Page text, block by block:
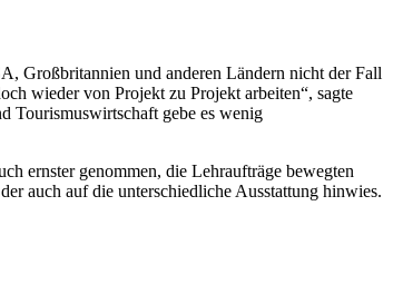
Großbritannien und anderen Ländern nicht der Fall
wieder von Projekt zu Projekt arbeiten“, sagte
Tourismuswirtschaft gebe es wenig
ernster genommen, die Lehraufträge bewegten
auch auf die unterschiedliche Ausstattung hinwies.